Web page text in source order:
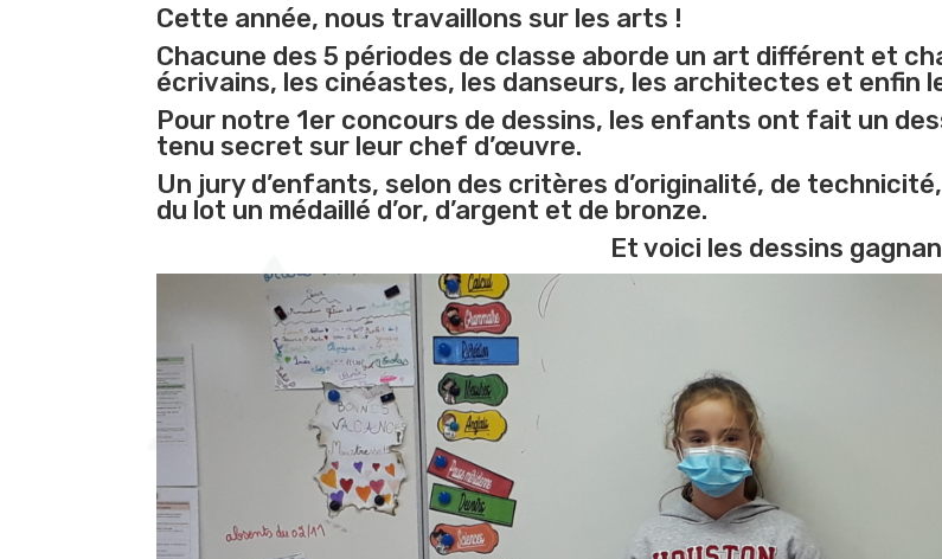
Cette année, nous travaillons sur les arts !
Chacune des 5 périodes de classe aborde un art différent et
écrivains, les cinéastes, les danseurs, les architectes et enfin
Pour notre 1er concours de dessins, les enfants ont fait un
tenu secret sur leur chef d’œuvre.
Un jury d’enfants, selon des critères d’originalité, de
du lot un médaillé d’or, d’argent et de bronze.
Et voici les dessins